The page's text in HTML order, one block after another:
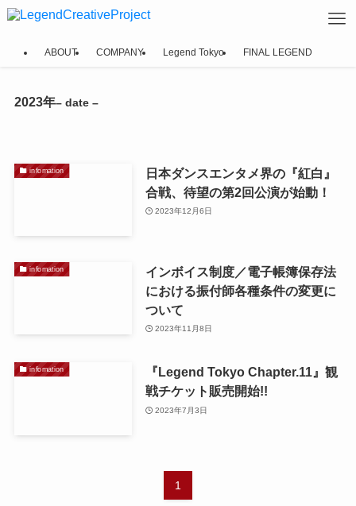
ABOUT COMPANY Legend Tokyo FINAL LEGEND
2023年– date –
infomation
日本ダンスエンタメ界の『紅白』
合戦、待望の第2回公演が始動！
2023年12月6日
infomation
インボイス制度／電子帳簿保存法
における振付師各種条件の変更に
ついて
2023年11月8日
infomation
『Legend Tokyo Chapter.11』観
戦チケット販売開始!!
2023年7月3日
1